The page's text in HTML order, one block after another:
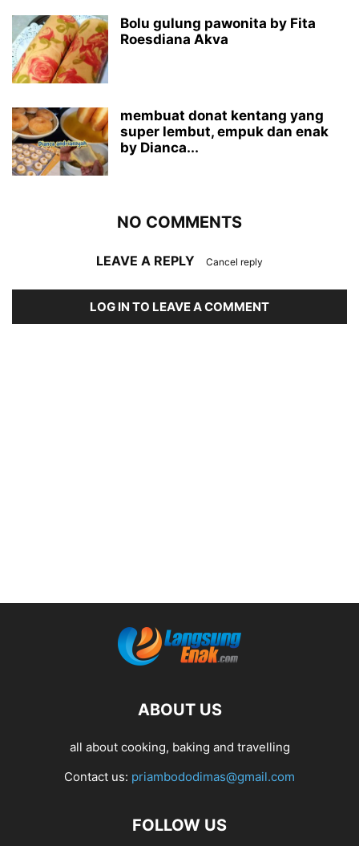
Bolu gulung pawonita by Fita
Roesdiana Akva
membuat donat kentang yang
super lembut, empuk dan enak
by Dianca...
NO COMMENTS
LEAVE A REPLY Cancel reply
LOG IN TO LEAVE A COMMENT
ABOUT US
all about cooking, baking and travelling
Contact us: priambododimas@gmail.com
FOLLOW US